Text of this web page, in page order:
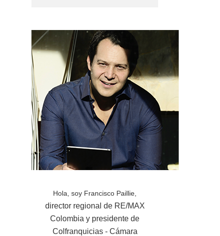
Hola, soy Francisco Paillie,
director regional de RE/MAX
Colombia y presidente de
Colfranquicias - Cámara